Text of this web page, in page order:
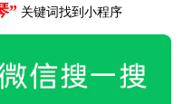
” 关键词找到小程序